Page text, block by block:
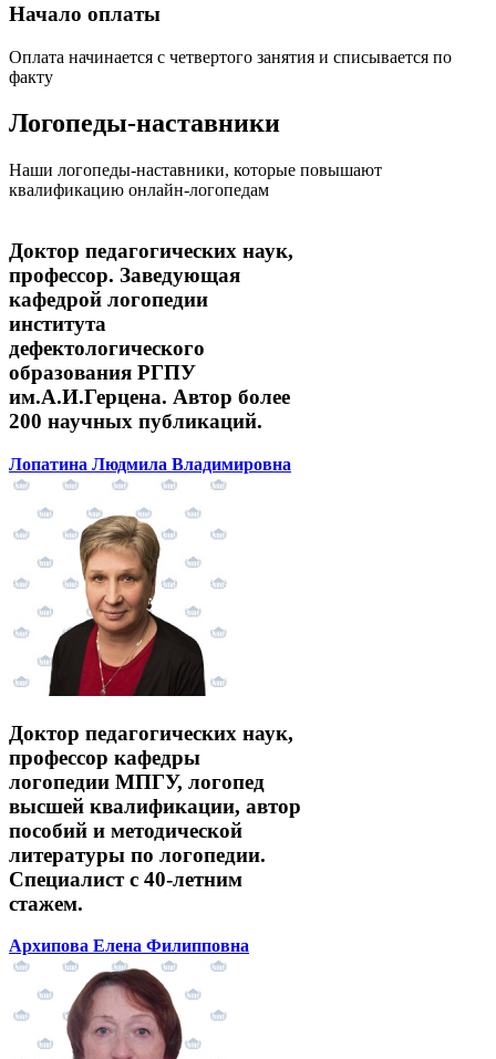
Начало оплаты
Оплата начинается с четвертого занятия и списывается по
факту
Логопеды-наставники
Наши логопеды-наставники, которые повышают
квалификацию онлайн-логопедам
Доктор педагогических наук,
профессор. Заведующая
кафедрой логопедии
института
дефектологического
образования РГПУ
им.А.И.Герцена. Автор более
200 научных публикаций.
Лопатина Людмила Владимировна
Доктор педагогических наук,
профессор кафедры
логопедии МПГУ, логопед
высшей квалификации, автор
пособий и методической
литературы по логопедии.
Специалист с 40-летним
стажем.
Архипова Елена Филипповна